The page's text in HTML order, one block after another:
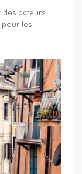
acteurs
les